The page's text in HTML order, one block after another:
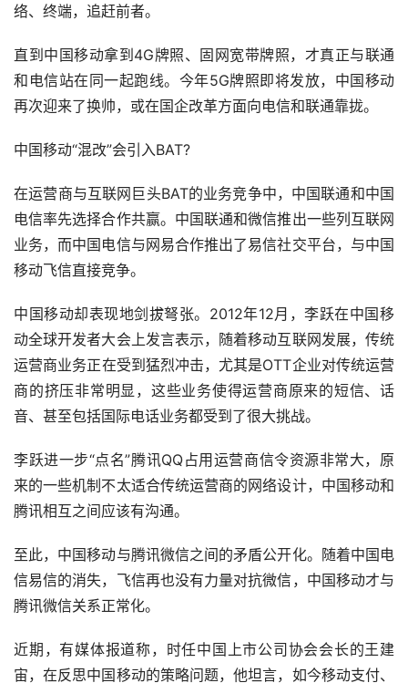
络、终端，追赶前者。
直到中国移动拿到4G牌照、固网宽带牌照，才真正与联通
和电信站在同一起跑线。今年5G牌照即将发放，中国移动
再次迎来了换帅，或在国企改革方面向电信和联通靠拢。
中国移动“混改”会引入BAT?
在运营商与互联网巨头BAT的业务竞争中，中国联通和中国
电信率先选择合作共赢。中国联通和微信推出一些列互联网
业务，而中国电信与网易合作推出了易信社交平台，与中国
移动飞信直接竞争。
中国移动却表现地剑拔弩张。2012年12月，李跃在中国移
动全球开发者大会上发言表示，随着移动互联网发展，传统
运营商业务正在受到猛烈冲击，尤其是OTT企业对传统运营
商的挤压非常明显，这些业务使得运营商原来的短信、话
音、甚至包括国际电话业务都受到了很大挑战。
李跃进一步“点名”腾讯QQ占用运营商信令资源非常大，原
来的一些机制不太适合传统运营商的网络设计，中国移动和
腾讯相互之间应该有沟通。
至此，中国移动与腾讯微信之间的矛盾公开化。随着中国电
信易信的消失，飞信再也没有力量对抗微信，中国移动才与
腾讯微信关系正常化。
近期，有媒体报道称，时任中国上市公司协会会长的王建
宙，在反思中国移动的策略问题，他坦言，如今移动支付、